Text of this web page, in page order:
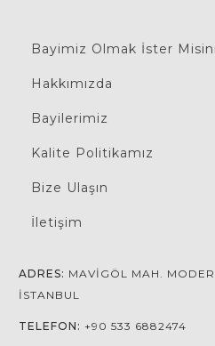
Bayimiz Olmak İster
Hakkımızda
Bayilerimiz
Kalite Politikamız
Bize Ulaşın
İletişim
ADRES: MAVIGÖL MAH.
İSTANBUL
TELEFON: +90 533 6882474